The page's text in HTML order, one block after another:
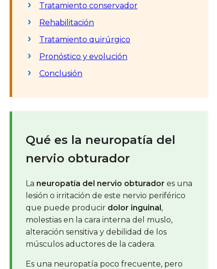
Tratamiento conservador
Rehabilitación
Tratamiento quirúrgico
Pronóstico y evolución
Conclusión
Qué es la neuropatía del
nervio obturador
La neuropatía del nervio obturador es una
lesión o irritación de este nervio periférico
que puede producir dolor inguinal,
molestias en la cara interna del muslo,
alteración sensitiva y debilidad de los
músculos aductores de la cadera.
Es una neuropatía poco frecuente, pero